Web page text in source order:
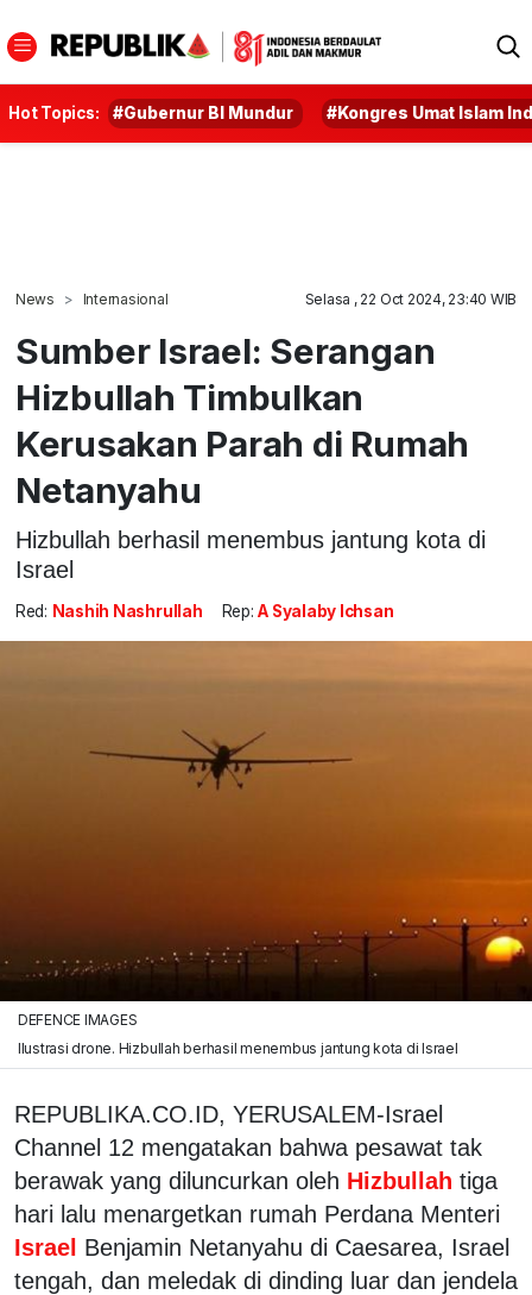
Hot Topics: #Gubernur BI Mundur #Kongres Umat Islam
News Internasional Selasa , 22 Oct 2024, 23:40 WIB
Sumber Israel: Serangan
Hizbullah Timbulkan
Kerusakan Parah di Rumah
Netanyahu
Hizbullah berhasil menembus jantung kota di
Israel
Red: Nashih Nashrullah Rep: A Syalaby Ichsan
DEFENCE IMAGES
Ilustrasi drone. Hizbullah berhasil menembus jantung kota di Israel
REPUBLIKA.CO.ID, YERUSALEM-Israel
Channel 12 mengatakan bahwa pesawat tak
berawak yang diluncurkan oleh Hizbullah tiga
hari lalu menargetkan rumah Perdana Menteri
Israel Benjamin Netanyahu di Caesarea, Israel
tengah, dan meledak di dinding luar dan jendela